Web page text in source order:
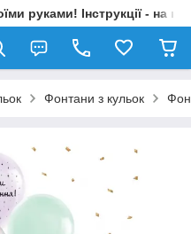
руками! Інструкції - на
Фонтани з кульок